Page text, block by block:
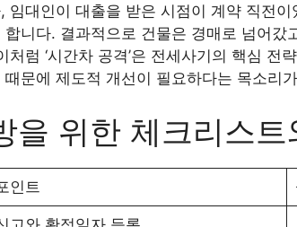
임대인이 대출을 받은 시점이 계약 직전
합니다. 결과적으로 건물은 경매로 넘어
처럼 ‘시간차 공격’은 전세사기의 핵심
때문에 제도적 개선이 필요하다는 목소리
을 위한 체크리스트
인트